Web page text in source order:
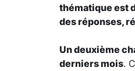
thématique est
des réponses,
Un deuxième
derniers mois.